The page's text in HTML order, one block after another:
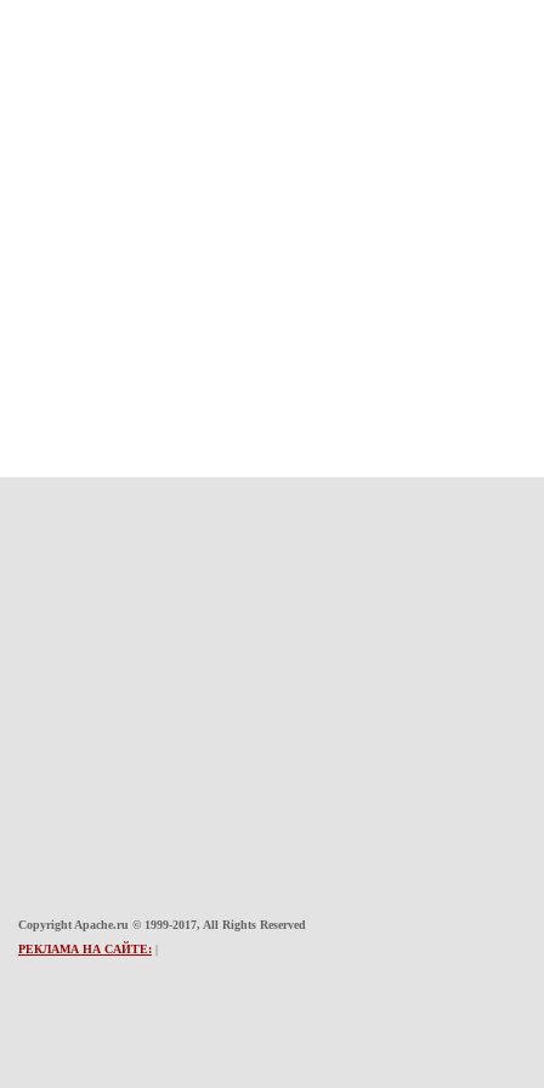
Copyright Apache.ru © 1999-2017, All Rights Reserved
РЕКЛАМА НА САЙТЕ: |